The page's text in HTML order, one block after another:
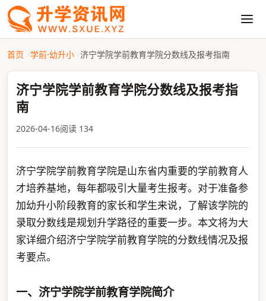
首页 学前·幼升小 济宁学院学前教育学院分数线及报考指南
济宁学院学前教育学院分数线及报考指
南
2026-04-16阅读 134
济宁学院学前教育学院是山东省内重要的学前教育人
才培养基地，每年都吸引大量考生报考。对于准备参
加幼升小阶段教育的家长和学生来说，了解该学院的
录取分数线是规划升学路径的重要一步。本文将为大
家详细介绍济宁学院学前教育学院的分数线情况及报
考要点。
一、济宁学院学前教育学院简介